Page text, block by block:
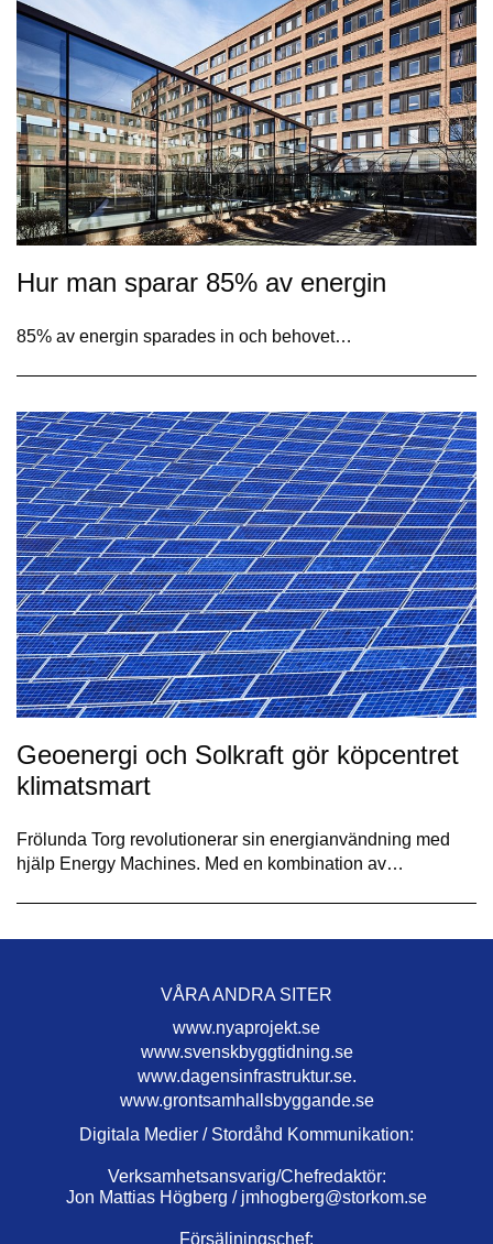
Hur man sparar 85% av energin
85% av energin sparades in och behovet…
Geoenergi och Solkraft gör köpcentret
klimatsmart
Frölunda Torg revolutionerar sin energianvändning med
hjälp Energy Machines. Med en kombination av…
VÅRA ANDRA SITER
www.nyaprojekt.se
www.svenskbyggtidning.se
www.dagensinfrastruktur.se.
www.grontsamhallsbyggande.se
Digitala Medier / Stordåhd Kommunikation:
Verksamhetsansvarig/Chefredaktör:
Jon Mattias Högberg / jmhogberg@storkom.se
Försäljningschef: